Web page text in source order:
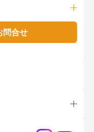
問合せ